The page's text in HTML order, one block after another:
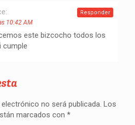
10:42 AM
este bizcocho todos los
cumple
Responder
no será publicada. Los
marcados con *